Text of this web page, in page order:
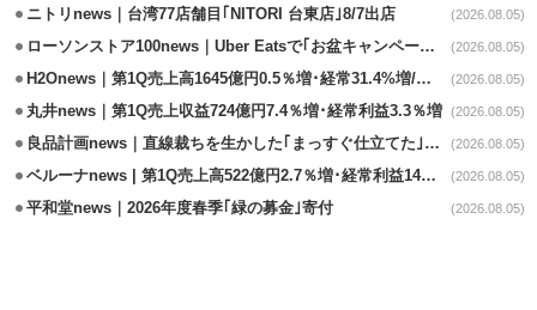
ニトリnews｜台湾77店舗目｢NITORI 台東店｣8/7出店 (2026.08.05)
ローソンストア100news｜Uber Eatsで｢お盆キャンペーン｣8/3～8/16開催 (2026.08.05)
H2Onews｜第1Q売上高1645億円0.5％増･経常31.4%増/百貨店事業が伸長 (2026.08.05)
丸井news｜第1Q売上収益724億円7.4％増･経常利益3.3％増 (2026.08.05)
良品計画news｜直線裁ちを生かした｢まっすぐ仕立てた｣シリーズ発売 (2026.08.05)
ベルーナnews | 第1Q売上高522億円2.7％増･経常利益14億円8.8％増 (2026.08.05)
平和堂news｜2026年度春季｢緑の募金｣寄付 (2026.08.05)